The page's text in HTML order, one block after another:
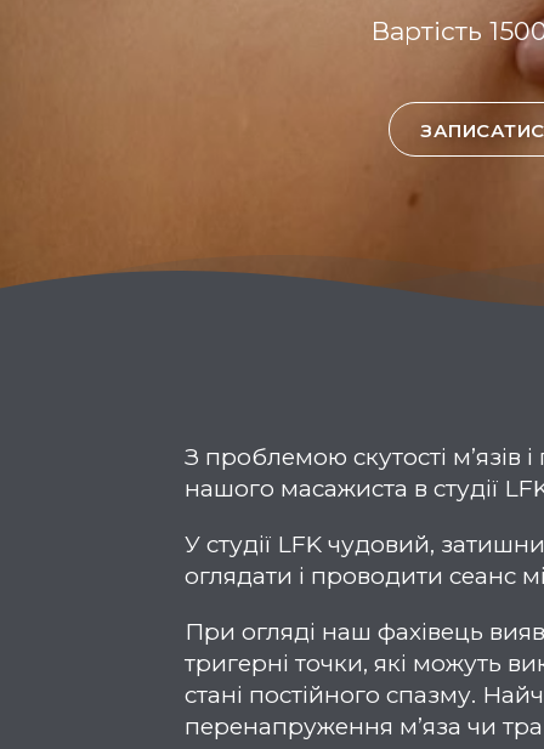
Вартість
З проблемою скутості м’язів
нашого масажиста в студії
У студії LFK чудовий,
оглядати і проводити сеанс
При огляді наш фахівець
тригерні точки, які можуть
стані постійного спазму.
перенапруження м’яза чи